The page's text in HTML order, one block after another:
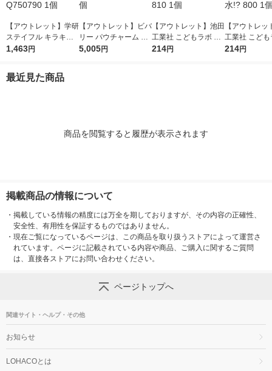
【アウトレット】学研
ステイフル キラキラ
ふわふわ 結晶研究所
1,463円
【アウトレット】ビバ
リー パウチャーム サ
ンリオキャラクターズ
5,005円
【アウトレット】池田
工業社 こどもラボ お
うちで事件!? 指紋を
214円
【アウトレッ
工業社 こども
うちで実験!
214円
最近見た商品
商品を閲覧すると履歴が表示されます
掲載商品の情報について
・ 掲載している情報の精度には万全を期しておりますが、その内容の正確性、
安全性、有用性を保証するものではありません。
・ 現在ご覧になっているページは、この商品を取り扱うストアによって運営さ
れています。ページに記載されている内容や商品、ご購入に関するご質問
は、直接各ストアにお問い合わせください。
ページトップへ
関連サイト・ヘルプ・その他
お知らせ
LOHACOとは